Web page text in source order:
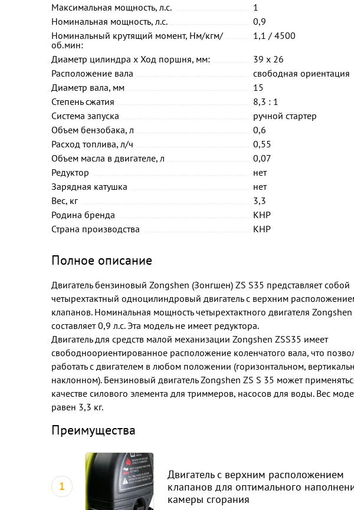
Максимальная мощность, л.с.
1
Номинальная мощность, л.с.
0,9
Номинальный крутящий момент, Нм/кгм/
об.мин:
1,1 / 4500
Диаметр цилиндра x Ход поршня, мм:
39 х 26
Расположение вала
свободная ориентация
Диаметр вала, мм
15
Степень сжатия
8,3 : 1
Система запуска
ручной стартер
Объем бензобака, л
0,6
Расход топлива, л/ч
0,55
Объем масла в двигателе, л
0,07
Редуктор
нет
Зарядная катушка
нет
Вес, кг
3,3
Родина бренда
КНР
Страна производства
КНР
Полное описание
Двигатель бензиновый Zongshen (Зонгшен) ZS S35 представляет собой
четырехтактный одноцилиндровый двигатель с верхним
клапанов. Номинальная мощность четырехтактного двигателя Zongshen
составляет 0,9 л.с. Эта модель не имеет редуктора.
Двигатель для средств малой механизации Zongshen ZSS35 имеет
свободноориентированное расположение коленчатого вала, что
работать с двигателем в любом положении (горизонтальном,
наклонном). Бензиновый двигатель Zongshen ZS S 35 может
качестве силового элемента для триммеров, насосов для воды. Вес
равен 3,3 кг.
Преимущества
1
Двигатель с верхним расположением
клапанов для оптимального
камеры сгорания